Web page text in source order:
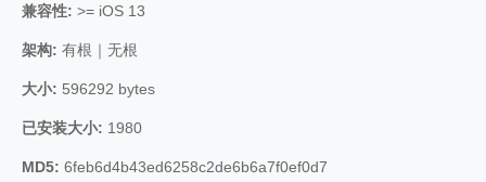
兼容性: >= iOS 13
架构: 有根｜无根
大小: 596292 bytes
已安装大小: 1980
MD5: 6feb6d4b43ed6258c2de6b6a7f0ef0d7